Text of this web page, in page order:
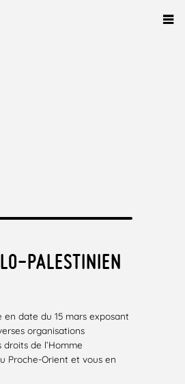
PALESTINIEN
date du 15 mars exposant
organisations
de l’Homme
Proche-Orient et vous en